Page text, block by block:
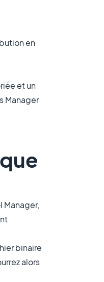
en
et un
Manager
Manager,
binaire
alors